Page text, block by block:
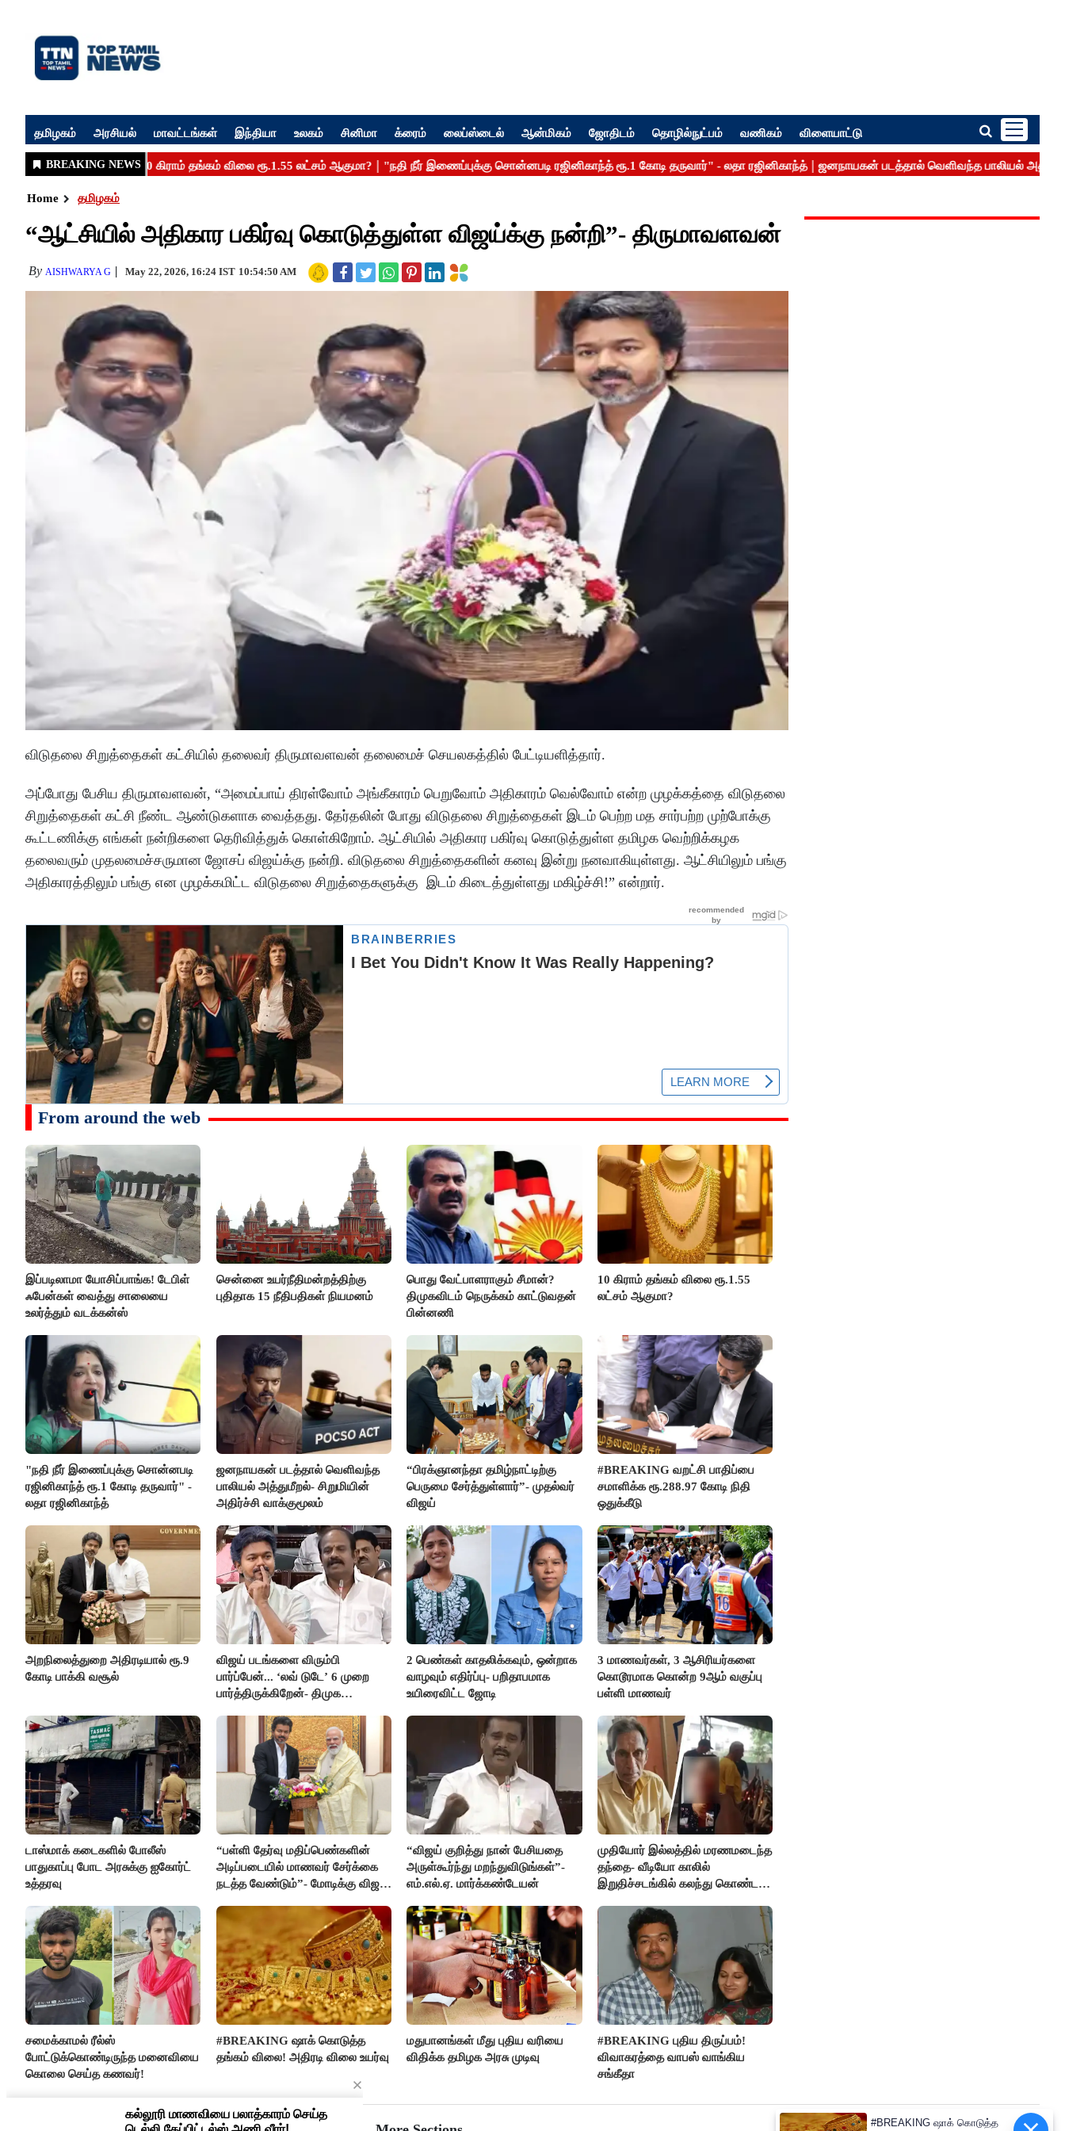
தமிழகம் அரசியல் மாவட்டங்கள் இந்தியா உலகம் சினிமா க்ரைம் லைப்ஸ்டைல் ஆன்மிகம் ஜோதிடம் தொழில்நுட்பம் வணிகம் விளையாட்டு
Home தமிழகம்
“ஆட்சியில் அதிகார பகிர்வு கொடுத்துள்ள விஜய்க்கு நன்றி”- திருமாவளவன்
By AISHWARYA G May 22, 2026, 16:24 IST 10:54:50 AM
விடுதலை சிறுத்தைகள் கட்சியில் தலைவர் திருமாவளவன் தலைமைச் செயலகத்தில் பேட்டியளித்தார்.
அப்போது பேசிய திருமாவளவன், “அமைப்பாய் திரள்வோம் அங்கீகாரம் பெறுவோம் அதிகாரம் வெல்வோம் என்ற முழக்கத்தை விடுதலை
சிறுத்தைகள் கட்சி நீண்ட ஆண்டுகளாக வைத்தது. தேர்தலின் போது விடுதலை சிறுத்தைகள் இடம் பெற்ற மத சார்பற்ற முற்போக்கு
கூட்டணிக்கு எங்கள் நன்றிகளை தெரிவித்துக் கொள்கிறோம். ஆட்சியில் அதிகார பகிர்வு கொடுத்துள்ள தமிழக வெற்றிக்கழக
தலைவரும் முதலமைச்சருமான ஜோசப் விஜய்க்கு நன்றி. விடுதலை சிறுத்தைகளின் கனவு இன்று நனவாகியுள்ளது. ஆட்சியிலும் பங்கு
அதிகாரத்திலும் பங்கு என முழக்கமிட்ட விடுதலை சிறுத்தைகளுக்கு இடம் கிடைத்துள்ளது மகிழ்ச்சி!” என்றார்.
From around the web
இப்படிலாமா யோசிப்பாங்க! டேபிள்
ஃபேன்கள் வைத்து சாலையை
உலர்த்தும் வடக்கன்ஸ்
சென்னை உயர்நீதிமன்றத்திற்கு
புதிதாக 15 நீதிபதிகள் நியமனம்
பொது வேட்பாளராகும் சீமான்?
திமுகவிடம் நெருக்கம் காட்டுவதன்
பின்னணி
10 கிராம் தங்கம் விலை ரூ.1.55
லட்சம் ஆகுமா?
"நதி நீர் இணைப்புக்கு சொன்னபடி
ரஜினிகாந்த் ரூ.1 கோடி தருவார்" -
லதா ரஜினிகாந்த்
ஜனநாயகன் படத்தால் வெளிவந்த
பாலியல் அத்துமீறல்- சிறுமியின்
அதிர்ச்சி வாக்குமூலம்
“பிரக்ஞானந்தா தமிழ்நாட்டிற்கு
பெருமை சேர்த்துள்ளார்”- முதல்வர்
விஜய்
#BREAKING வறட்சி பாதிப்பை
சமாளிக்க ரூ.288.97 கோடி நிதி
ஒதுக்கீடு
அறநிலைத்துறை அதிரடியால் ரூ.9
கோடி பாக்கி வசூல்
விஜய் படங்களை விரும்பி
பார்ப்பேன்... ‘லவ் டுடே’ 6 முறை
பார்த்திருக்கிறேன்- திமுக
2 பெண்கள் காதலிக்கவும், ஒன்றாக
வாழவும் எதிர்ப்பு- பறிதாபமாக
உயிரைவிட்ட ஜோடி
3 மாணவர்கள், 3 ஆசிரியர்களை
கொடூரமாக கொன்ற 9ஆம் வகுப்பு
பள்ளி மாணவர்
டாஸ்மாக் கடைகளில் போலீஸ்
பாதுகாப்பு போட அரசுக்கு ஐகோர்ட்
உத்தரவு
“பள்ளி தேர்வு மதிப்பெண்களின்
அடிப்படையில் மாணவர் சேர்க்கை
நடத்த வேண்டும்”- மோடிக்கு விஜய்
“விஜய் குறித்து நான் பேசியதை
அருள்கூர்ந்து மறந்துவிடுங்கள்”-
எம்.எல்.ஏ. மார்க்கண்டேயன்
முதியோர் இல்லத்தில் மரணமடைந்த
தந்தை- வீடியோ காலில்
இறுதிச்சடங்கில் கலந்து கொண்ட
சமைக்காமல் ரீல்ஸ்
போட்டுக்கொண்டிருந்த மனைவியை
கொலை செய்த கணவர்!
#BREAKING ஷாக் கொடுத்த
தங்கம் விலை! அதிரடி விலை உயர்வு
மதுபானங்கள் மீது புதிய வரியை
விதிக்க தமிழக அரசு முடிவு
#BREAKING புதிய திருப்பம்!
விவாகரத்தை வாபஸ் வாங்கிய
சங்கீதா
#BREAKING ஷாக் கொடுத்த